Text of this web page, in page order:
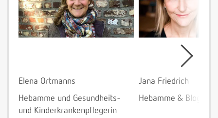
Elena Ortmanns
Hebamme und Gesundheits-
und Kinderkrankenpflegerin
Jana Friedrich
Hebamme &